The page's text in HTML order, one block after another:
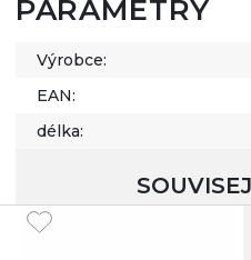
PARAMETRY
Výrobce:
EAN:
délka: